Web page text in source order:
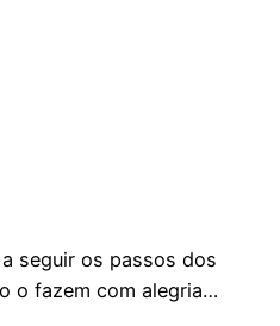
seguir os passos dos
o fazem com alegria…